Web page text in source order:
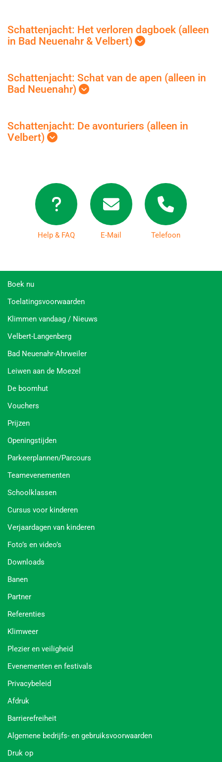
Schattenjacht: Het verloren dagboek (alleen
in Bad Neuenahr & Velbert)
Schattenjacht: Schat van de apen (alleen in
Bad Neuenahr)
Schattenjacht: De avonturiers (alleen in
Velbert)
Help & FAQ E-Mail Telefoon
Boek nu
Toelatingsvoorwaarden
Klimmen vandaag / Nieuws
Velbert-Langenberg
Bad Neuenahr-Ahrweiler
Leiwen aan de Moezel
De boomhut
Vouchers
Prijzen
Openingstijden
Parkeerplannen/Parcours
Teamevenementen
Schoolklassen
Cursus voor kinderen
Verjaardagen van kinderen
Foto’s en video’s
Downloads
Banen
Partner
Referenties
Klimweer
Plezier en veiligheid
Evenementen en festivals
Privacybeleid
Afdruk
Barrierefreiheit
Algemene bedrijfs- en gebruiksvoorwaarden
Druk op